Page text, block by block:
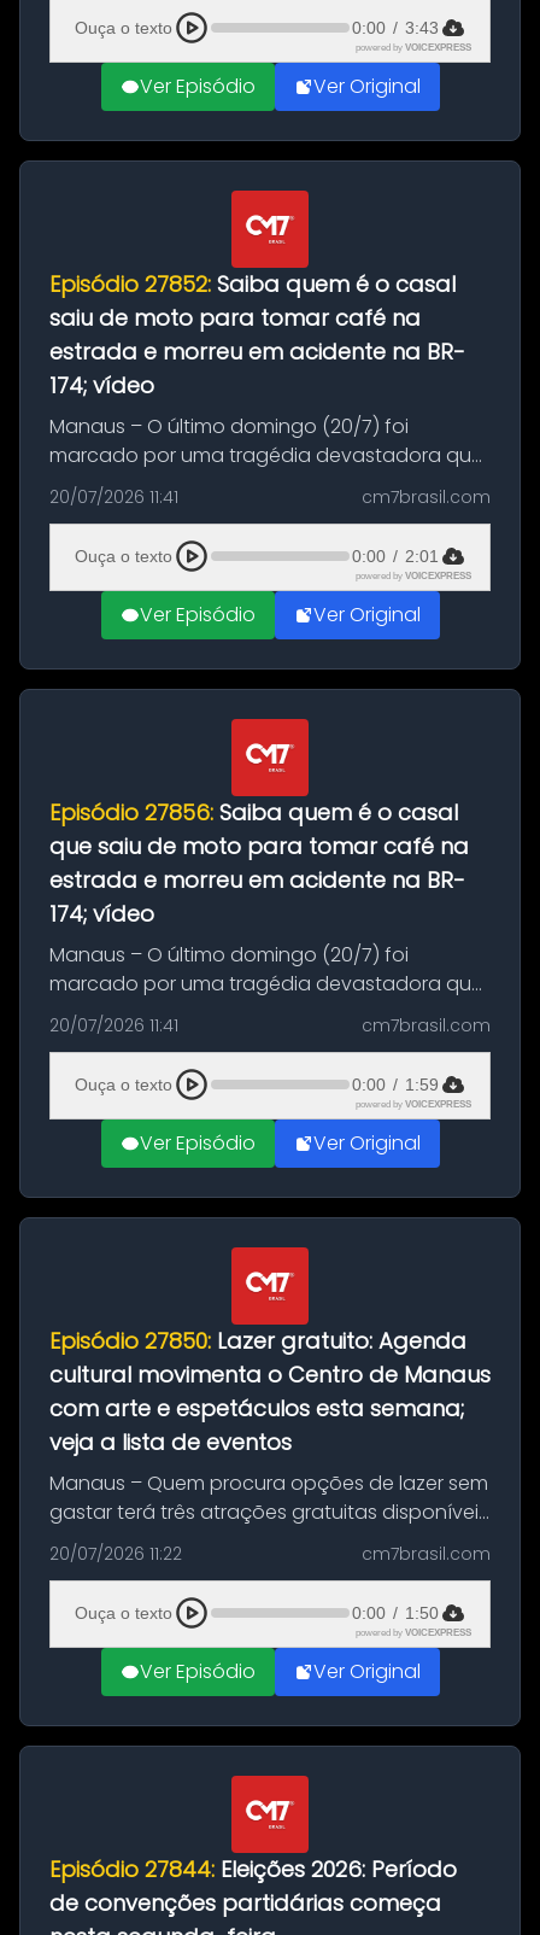
partidárias realizem suas convençõ...
Ouça o texto 0:00 / 3:43
powered by VOICEXPRESS
Ver Episódio Ver Original
Episódio 27852: Saiba quem é o casal
saiu de moto para tomar café na
estrada e morreu em acidente na BR-
174; vídeo
Manaus – O último domingo (20/7) foi
marcado por uma tragédia devastadora que
resultou na morte precoce de dois jovens na
BR-174, na zona rural de Manaus. Um passeio
com destino a um típico café regio...
20/07/2026 11:41 cm7brasil.com
Ouça o texto 0:00 / 2:01
powered by VOICEXPRESS
Ver Episódio Ver Original
Episódio 27856: Saiba quem é o casal
que saiu de moto para tomar café na
estrada e morreu em acidente na BR-
174; vídeo
Manaus – O último domingo (20/7) foi
marcado por uma tragédia devastadora que
resultou na morte precoce de dois jovens na
BR-174, na zona rural de Manaus. Um passeio
com destino a um típico café regio...
20/07/2026 11:41 cm7brasil.com
Ouça o texto 0:00 / 1:59
powered by VOICEXPRESS
Ver Episódio Ver Original
Episódio 27850: Lazer gratuito: Agenda
cultural movimenta o Centro de Manaus
com arte e espetáculos esta semana;
veja a lista de eventos
Manaus – Quem procura opções de lazer sem
gastar terá três atrações gratuitas disponíveis
entre esta segunda-feira (20) e quinta-feira
(23). A programação inclui uma exposição
dedicada à história das ...
20/07/2026 11:22 cm7brasil.com
Ouça o texto 0:00 / 1:50
powered by VOICEXPRESS
Ver Episódio Ver Original
Episódio 27844: Eleições 2026: Período
de convenções partidárias começa